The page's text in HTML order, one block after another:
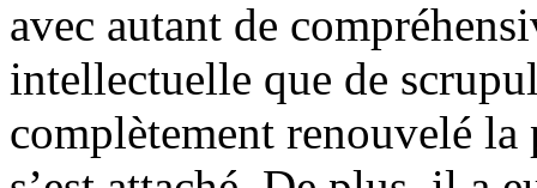
avec autant de
intellectuelle que de
complètement renouvelé